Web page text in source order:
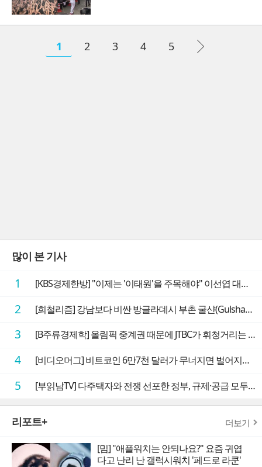
1 2 3 4 5
많이 본 기사
1 [KBS경제한방] "이제는 '이태원'을 주목해야" 이선엽 대표가 말하는 AI 시대 투자 성과를 가르는 지점들
2 [희철리즘] 강남보다 비싼 방글라데시 부촌 굴샨(Gulshan)의 극단적인 모습에 충격을 받다
3 [B주류경제학] 올림픽 중계권 때문에 JTBC가 휘청거리는 이유
4 [비디오머그] 비트코인 6만7천 달러가 무너지면 벌어지는 일
5 [부읽남TV] 다주택자와 전쟁 선포한 정부, 규제·공급 모두 실효성 의문
리포트+ 더보기
[밈] "애플워치는 안되나요?" 요즘 귀엽
다고 난리 난 갤럭시워치 '페드로 라쿤'